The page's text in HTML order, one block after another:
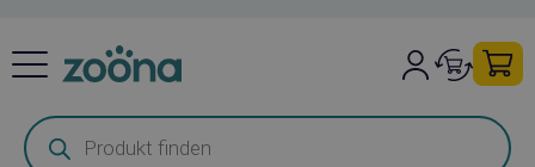
Products
search